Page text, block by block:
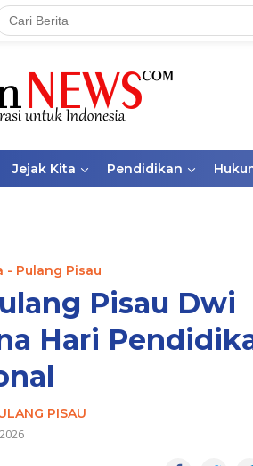
Jejak Kita Pendidikan
- Pulang Pisau
Pisau Dwi
Hari
PISAU